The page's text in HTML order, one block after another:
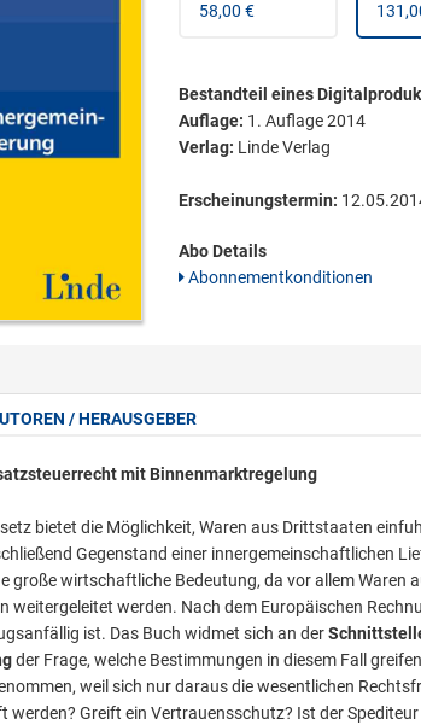
58,00 €
Bestandteil eines
Auflage: 1. Auflage 2014
Verlag: Linde Verlag
Erscheinungstermin:
Abo Details
Abonnementkonditionen
/ HERAUSGEBER
mit Binnenmarktregelung
bietet die Möglichkeit, Waren aus Drittstaaten
Gegenstand einer innergemeinschaftlichen
große wirtschaftliche Bedeutung, da vor allem Waren
weitergeleitet werden. Nach dem Europäischen
ist. Das Buch widmet sich an der
der Frage, welche Bestimmungen in diesem Fall
weil sich nur daraus die wesentlichen
werden? Greift ein Vertrauensschutz? Ist der